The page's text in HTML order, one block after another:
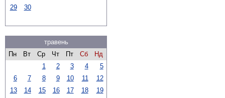
29
30
травень
Пн
Вт Ср Чт Пт Сб
Нд
1
2 3 4
5
6
7 8 9 10 11
12
13
14 15 16 17 18
19